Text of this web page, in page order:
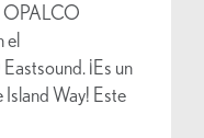
OPALCO
el
¡Es un
Way! Este